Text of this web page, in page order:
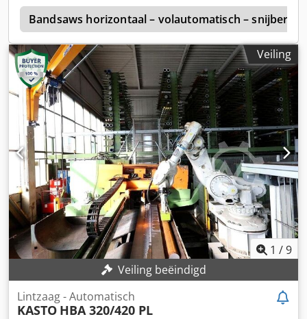
staat.
Bandsaws horizontaal – volautomatisch –
Veiling
1 /9
Veiling beëindigd
Lintzaag - Automatisch
KASTO HBA 320/420 PL